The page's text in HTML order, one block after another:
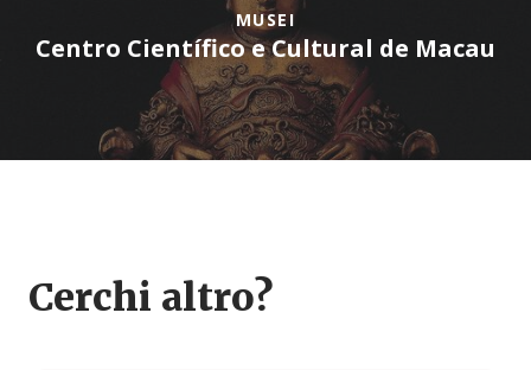
MUSEI
Centro Científico e Cultural de Macau
Cerchi altro?